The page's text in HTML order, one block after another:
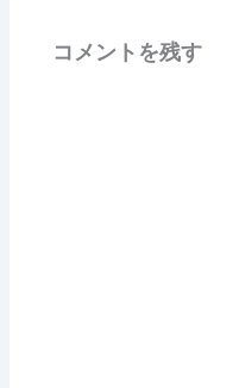
コメントを残す